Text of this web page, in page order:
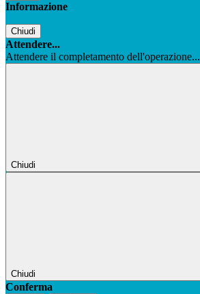
Informazione
Chiudi
Attendere...
Attendere il completamento dell'operazione...
Chiudi
Chiudi
Conferma